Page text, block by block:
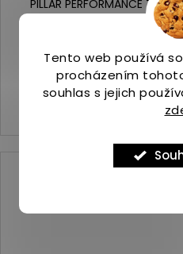
Tento web používá
procházením
souhlas s jejich
PILLAR PERFORMANCE
sáček, 80
1
DO